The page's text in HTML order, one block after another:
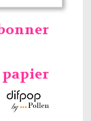
papier